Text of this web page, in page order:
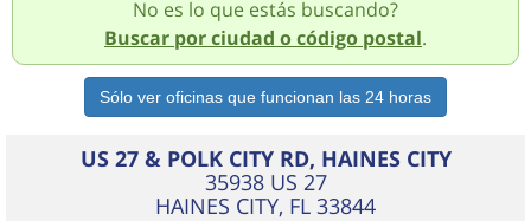
No es lo que estás buscando?
Buscar por ciudad o código postal.
US 27 & POLK CITY RD, HAINES CITY
35938 US 27
HAINES CITY, FL 33844